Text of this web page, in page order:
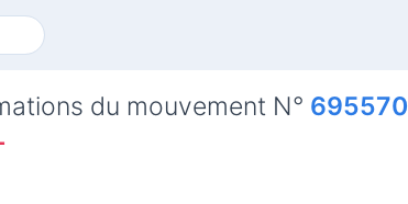
du mouvement N° 695570